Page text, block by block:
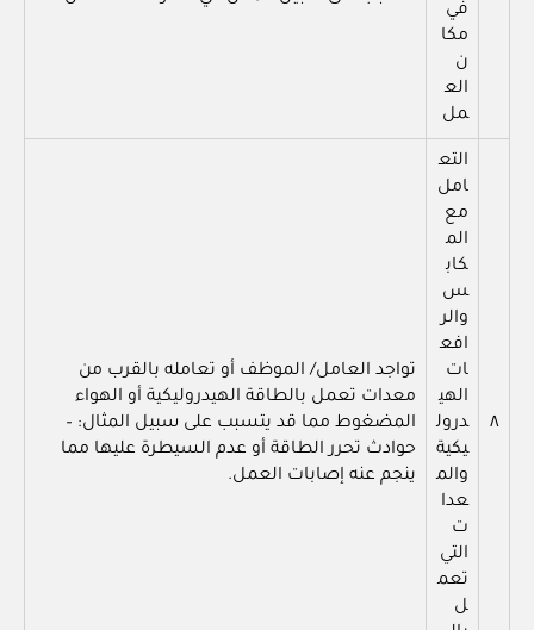
في
مكا
ن
الع
مل
٨
التع
امل
مع
الم
كاب
س
والر
افع
ات
الهي
درول
يكية
والم
عدا
ت
التي
تعم
ل
تواجد العامل/ الموظف أو تعامله بالقرب من
معدات تعمل بالطاقة الهيدروليكية أو الهواء
المضغوط مما قد يتسبب على سبيل المثال: –
حوادث تحرر الطاقة أو عدم السيطرة عليها مما
ينجم عنه إصابات العمل.